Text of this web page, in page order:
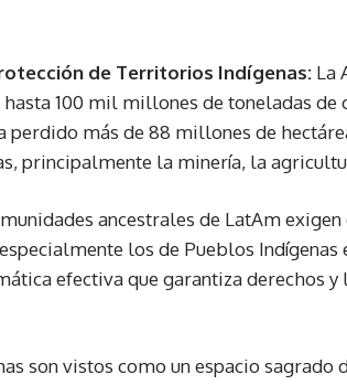
de Territorios Indígenas: La
100 mil millones de toneladas
perdido más de 88 millones de
principalmente la minería, la
ancestrales de LatAm
los de Pueblos Indígenas
efectiva que garantiza derechos
son vistos como un espacio sagrado